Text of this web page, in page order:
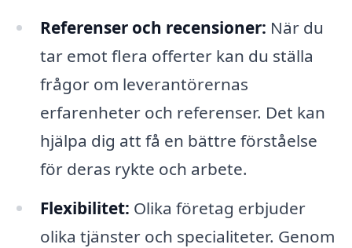
Referenser och recensioner: När du
tar emot flera offerter kan du ställa
frågor om leverantörernas
erfarenheter och referenser. Det kan
hjälpa dig att få en bättre förståelse
för deras rykte och arbete.
Flexibilitet: Olika företag erbjuder
olika tjänster och specialiteter. Genom